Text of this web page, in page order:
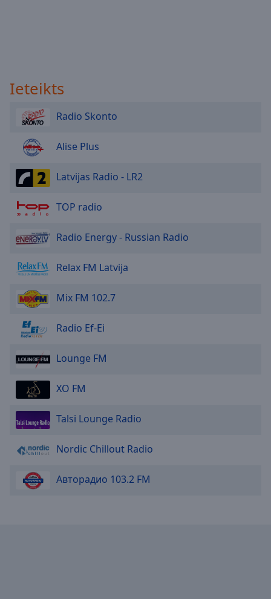
Ieteikts
Radio Skonto
Alise Plus
Latvijas Radio - LR2
TOP radio
Radio Energy - Russian Radio
Relax FM Latvija
Mix FM 102.7
Radio Ef-Ei
Lounge FM
XO FM
Talsi Lounge Radio
Nordic Chillout Radio
Авторадио 103.2 FM